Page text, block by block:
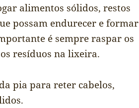
alimentos sólidos, restos
possam endurecer e formar
é sempre raspar os
resíduos na lixeira.
pia para reter cabelos,